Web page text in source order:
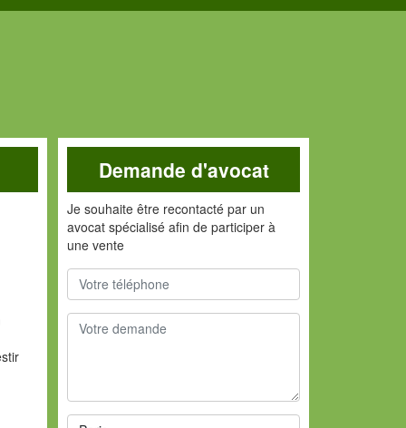
Demande d'avocat
Je souhaite être recontacté par un
avocat spécialisé afin de participer à
une vente